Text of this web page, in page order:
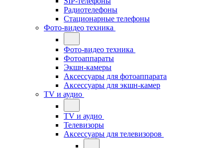
Радиотелефоны
Стационарные телефоны
Фото-видео техника
Фото-видео техника
Фотоаппараты
Экшн-камеры
Аксессуары для фотоаппарата
Аксессуары для экшн-камер
TV и аудио
TV и аудио
Телевизоры
Аксессуары для телевизоров